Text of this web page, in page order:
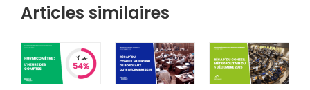
Articles similaires